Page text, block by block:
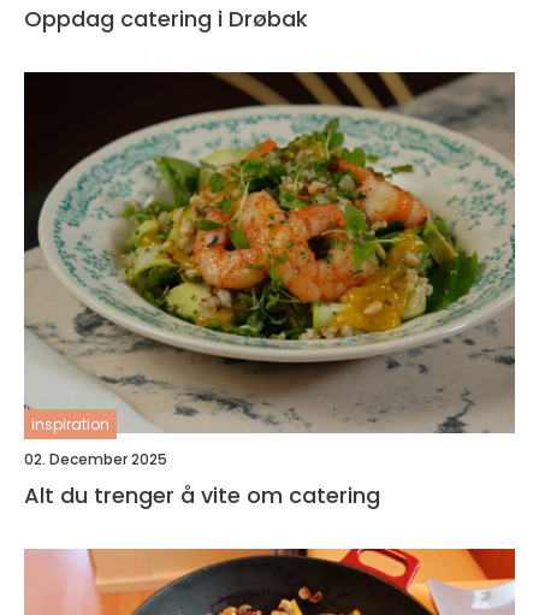
Oppdag catering i Drøbak
inspiration
02. December 2025
Alt du trenger å vite om catering